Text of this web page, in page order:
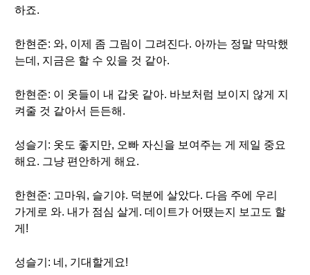
하죠.
한현준: 와, 이제 좀 그림이 그려진다. 아까는 정말 막막했
는데, 지금은 할 수 있을 것 같아.
한현준: 이 옷들이 내 갑옷 같아. 바보처럼 보이지 않게 지
켜줄 것 같아서 든든해.
성슬기: 옷도 좋지만, 오빠 자신을 보여주는 게 제일 중요
해요. 그냥 편안하게 해요.
한현준: 고마워, 슬기야. 덕분에 살았다. 다음 주에 우리
가게로 와. 내가 점심 살게. 데이트가 어땠는지 보고도 할
게!
성슬기: 네, 기대할게요!